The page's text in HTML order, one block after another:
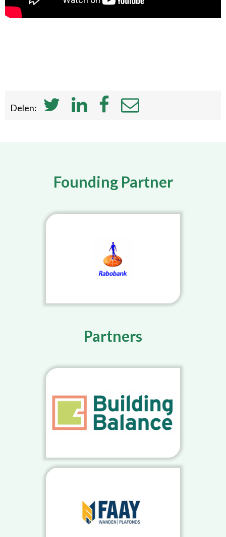
Delen:
Founding Partner
Partners